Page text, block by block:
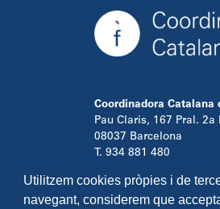
Utilitzem cookies pròpies i de
navegant, considerem que
Coordinadora Catalana
Pau Claris, 167 Pral. 2a
08037 Barcelona
T. 934 881 480